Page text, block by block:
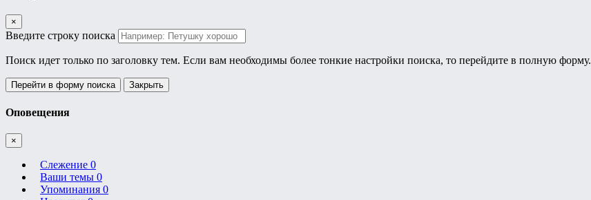
×
Введите строку поиска
Поиск идет только по заголовку тем. Если вам необходимы более тонкие настройки поиска, то перейдите в полную форму.
Перейти в форму поиска Закрыть
Оповещения
×
Слежение 0
Ваши темы 0
Упоминания 0